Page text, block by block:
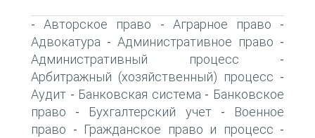
-Авторское право - Аграрное право -
Адвокатура - Административное право -
Административный процесс -
Арбитражный (хозяйственный) процесс -
Аудит - Банковская система - Банковское
право - Бухгалтерский учет-
Военное
право - Гражданское право и процесс -